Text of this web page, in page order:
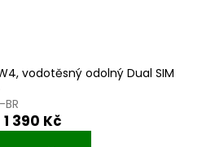
vodotěsný odolný Dual SIM
1 390 Kč